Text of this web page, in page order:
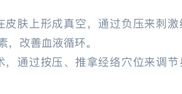
皮肤上形成真空，通过负压来刺激
，改善血液循环。
，通过按压、推拿经络穴位来调节